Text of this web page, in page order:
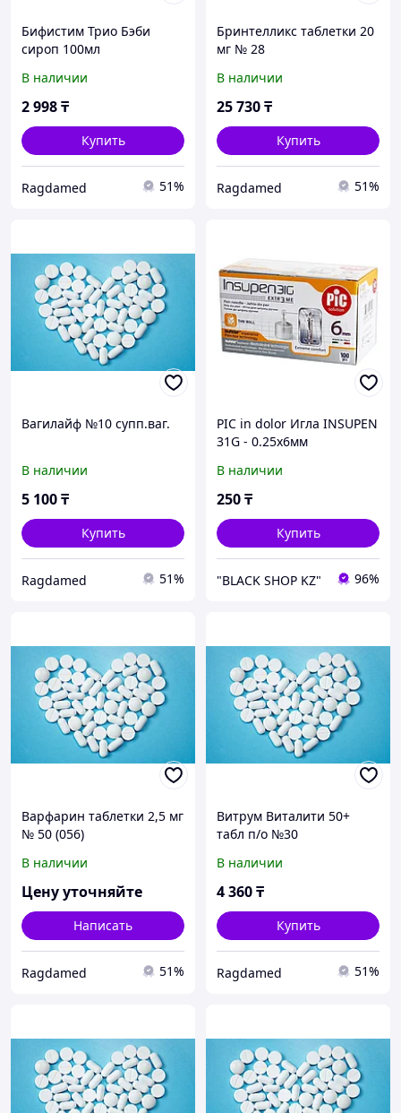
Бифистим Трио Бэби
сироп 100мл
В наличии
2 998₸
Купить
Ragdamed 51%
Бринтелликс таблетки 20
мг № 28
В наличии
25 730₸
Купить
Ragdamed 51%
Вагилайф №10 супп.ваг.
В наличии
5 100₸
Купить
Ragdamed 51%
PIC in dolor Игла INSUPEN
31G - 0.25x6мм
В наличии
250₸
Купить
"BLACK SHOP KZ" 96%
Варфарин таблетки 2,5 мг
№ 50 (056)
В наличии
Цену уточняйте
Написать
Ragdamed 51%
Витрум Виталити 50+
табл п/о №30
В наличии
4 360₸
Купить
Ragdamed 51%